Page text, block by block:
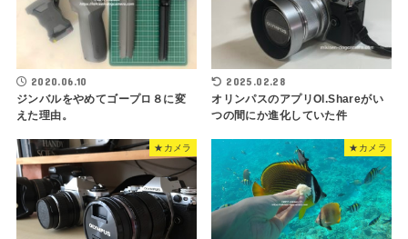
2020.06.10
ジンバルをやめてゴープロ８に変
えた理由。
2025.02.28
オリンパスのアプリOl.Shareがい
つの間にか進化していた件
★カメラ ★カメラ